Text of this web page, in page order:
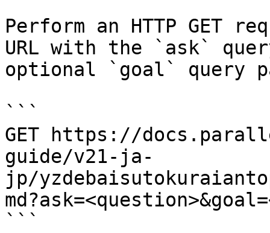
Perform an HTTP GET
URL with the `ask`
optional `goal` query
```
GET https://
guide/v21-ja-
jp/
```